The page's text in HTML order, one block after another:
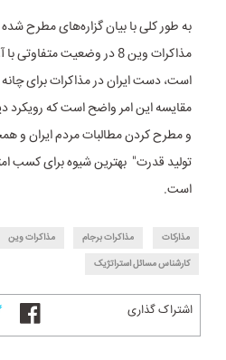
به طور کلی با بیان گزاره‌های مطرح
مذاکرات وین 8 در وضعیت
است، دست ایران در مذاکرات برای چانه
مقایسه این امر واضح است که رویکرد
و مطرح کردن مطالبات مردم ایران و
تولید قدرت" بهترین شیوه برای کسب
است.
مذارکات مذاکرات برجام مذاکرات وین
کارشناس مسائل استراتژیک
اشتراک گذاری